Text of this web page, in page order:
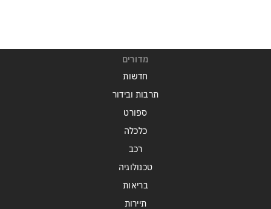
מדורים
חדשות
תרבות ובידור
ספורט
כלכלה
רכב
טכנולוגיה
בריאות
תיירות